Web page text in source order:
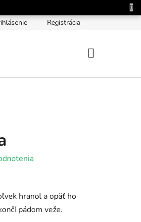
Registrácia
hranol a opäť ho
pádom veže.